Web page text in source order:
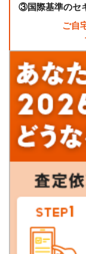
③国際基準のセ
ご自